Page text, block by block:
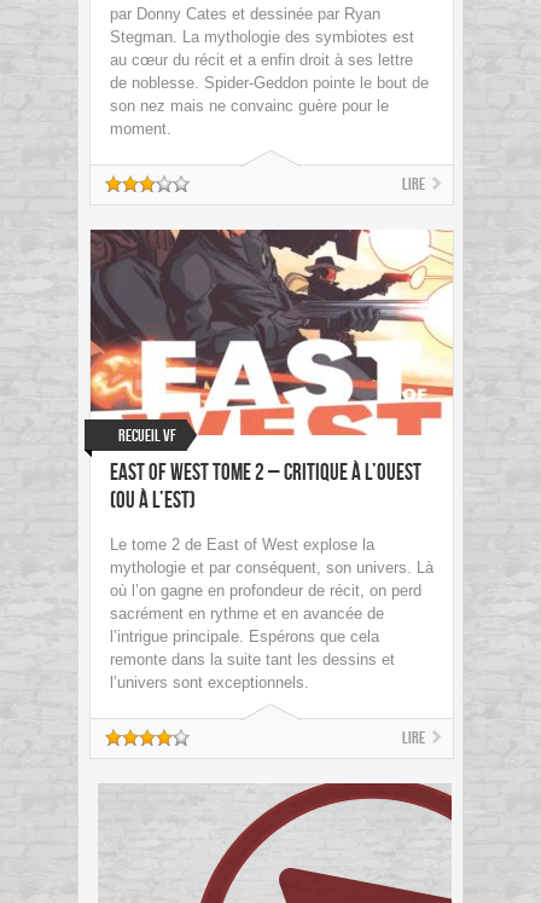
par Donny Cates et dessinée par Ryan
Stegman. La mythologie des symbiotes est
au cœur du récit et a enfin droit à ses lettre
de noblesse. Spider-Geddon pointe le bout de
son nez mais ne convainc guère pour le
moment.
Lire
Recueil VF
East of West Tome 2 – Critique à l’ouest
(ou à l’est)
Le tome 2 de East of West explose la
mythologie et par conséquent, son univers. Là
où l’on gagne en profondeur de récit, on perd
sacrément en rythme et en avancée de
l’intrigue principale. Espérons que cela
remonte dans la suite tant les dessins et
l’univers sont exceptionnels.
Lire